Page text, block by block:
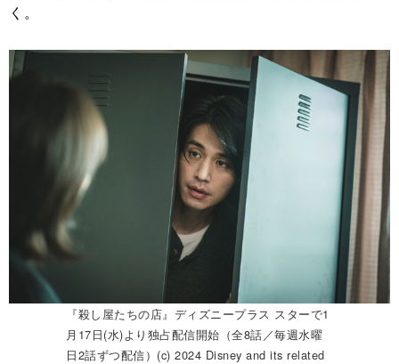
く。
『殺し屋たちの店』ディズニープラス スターで1
月17日(水)より独占配信開始（全8話／毎週水曜
日2話ずつ配信）(c) 2024 Disney and its related